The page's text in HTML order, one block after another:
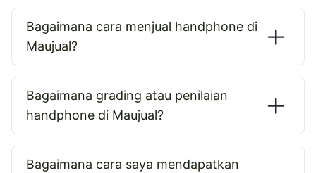
Bagaimana cara menjual handphone di
Maujual?
Bagaimana grading atau penilaian
handphone di Maujual?
Bagaimana cara saya mendapatkan